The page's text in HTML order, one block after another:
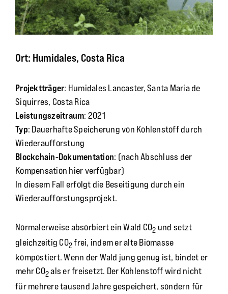
Ort: Humidales, Costa Rica
Projektträger: Humidales Lancaster, Santa Maria de
Siquirres, Costa Rica
Leistungszeitraum: 2021
Typ: Dauerhafte Speicherung von Kohlenstoff durch
Wiederaufforstung
Blockchain-Dokumentation: (nach Abschluss der
Kompensation hier verfügbar)
In diesem Fall erfolgt die Beseitigung durch ein
Wiederaufforstungsprojekt.
Normalerweise absorbiert ein Wald CO2 und setzt
gleichzeitig CO2frei, indem er alte Biomasse
kompostiert. Wenn der Wald jung genug ist, bindet er
mehr CO2als er freisetzt. Der Kohlenstoff wird nicht
für mehrere tausend Jahre gespeichert, sondern für